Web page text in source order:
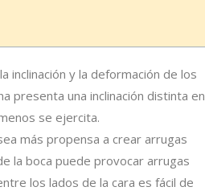
inclinación y la deformación de los
presenta una inclinación distinta en
se ejercita.
más propensa a crear arrugas
la boca puede provocar arrugas
los lados de la cara es fácil de